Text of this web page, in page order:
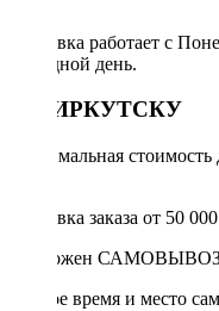
Доставка работает с
выходной день.
ПО ИРКУТСКУ
Минимальная
Доставка заказа от 50
Возможен
Точное время и место